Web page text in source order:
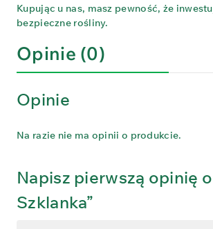
Kupując u nas, masz pewność, że
bezpieczne rośliny.
Opinie (0)
Opinie
Na razie nie ma opinii o produkcie.
Napisz pierwszą opinię
Szklanka”